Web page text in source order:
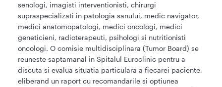
senologi, imagisti interventionisti, chirurgi
supraspecializati in patologia sanului, medic navigator,
medici anatomopatologi, medici oncologi, medici
geneticieni, radioterapeuti, psihologi si nutritionisti
oncologi. O comisie multidisciplinara (Tumor Board) se
reuneste saptamanal in Spitalul Euroclinic pentru a
discuta si evalua situatia particulara a fiecarei paciente,
eliberand un raport cu recomandarile si optiunea